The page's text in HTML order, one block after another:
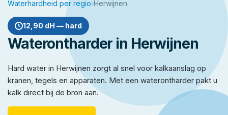
Waterhardheid per regio›Herwijnen
12,90 dH — hard
Waterontharder in Herwijnen
Hard water in Herwijnen zorgt al snel voor kalkaanslag op
kranen, tegels en apparaten. Met een waterontharder pakt u
kalk direct bij de bron aan.